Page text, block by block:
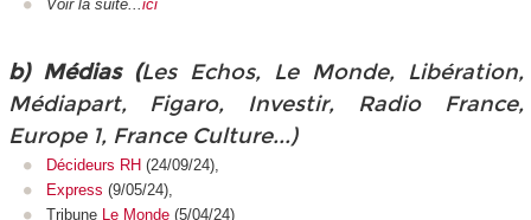
Voir la suite...ici
b) Médias (Les Echos, Le Monde, Libération,
Médiapart, Figaro, Investir, Radio France,
Europe 1, France Culture...)
Décideurs RH (24/09/24),
Express (9/05/24),
Tribune
Le Monde (5/04/24)